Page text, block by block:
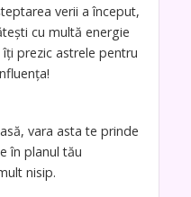
verii a început,
cu multă energie
prezic astrele pentru
vara asta te prinde
în planul tău
nisip.